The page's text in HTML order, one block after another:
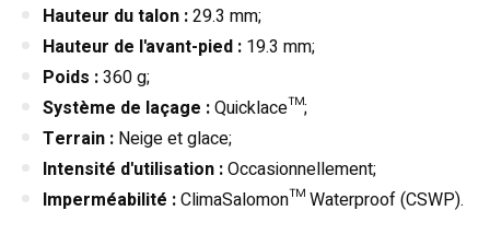
Hauteur du talon :29.3 mm;
Hauteur de l'avant-pied : 19.3 mm;
Poids :360 g;
Système de laçage :Quicklace™;
Terrain : Neige et glace;
Intensité d'utilisation :Occasionnellement;
Imperméabilité :ClimaSalomon™ Waterproof (CSWP).